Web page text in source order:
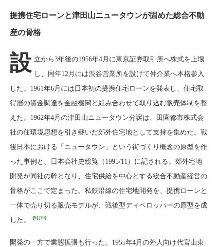
提携住宅ローンと津田山ニュータウンが固めた総合不動
産の骨格
設 立から3年後の1956年4月に東京証券取引所へ株式を上場
し、同年12月には渋谷営業所を設けて仲介業へ本格参入
した。1961年6月には日本初の提携住宅ローンを発表し、住宅取
得層の資金調達を金融機関と組み合わせて取り込む販売体制を整
えた。1962年4月の津田山ニュータウン分譲は、田園都市株式会
社の住環境思想を引き継いだ郊外住宅地として支持を集めた。戦
後日本における「ニュータウン」という街づくり概念の原型を作
った事例と、日本会社史総覧（1995/11）に記される。郊外宅地
開発が同社の幹となり、住宅供給を中心とする総合不動産経営の
骨格がここで定まった。私鉄沿線の住宅地開発を、提携ローンと
一体で売り切る販売モデルが、戦後型ディベロッパーの原型を成
した。
[9] [10]
開発の一方で業態拡張も行った。1955年4月の外人向け代官山東